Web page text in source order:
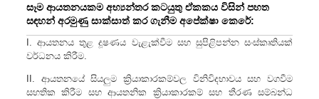
සෑම ආයතනයකම අභ්‍යන්තර කටයුතු ඒකකය විසින් පහත
සඳහන් අරමුණු සාක්සාත් කර ගැනීම අපේක්ෂා කෙරේ:
I. ආයතනය තුළ දූෂණය වැළැක්වීම සහ සුපිළිපන්න සංස්කෘතියක්
වර්ධනය කිරීම.
II. ආයතනයේ සියලුම ක්‍රියාකාරකම්වල විනිවිදභාවය සහ වගවීම
සහතික කිරීම සහ ආයතනික ක්‍රියාකාරකම් සහ තීරණ සම්බන්ධ